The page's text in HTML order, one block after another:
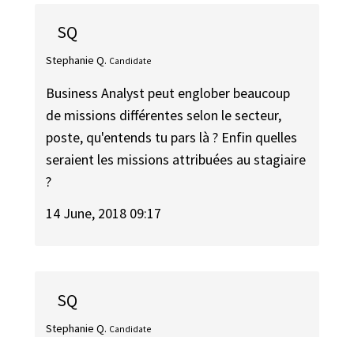
SQ
Stephanie Q. Candidate
Business Analyst peut englober beaucoup
de missions différentes selon le secteur,
poste, qu'entends tu pars là ? Enfin quelles
seraient les missions attribuées au stagiaire
?
14 June, 2018 09:17
SQ
Stephanie Q. Candidate